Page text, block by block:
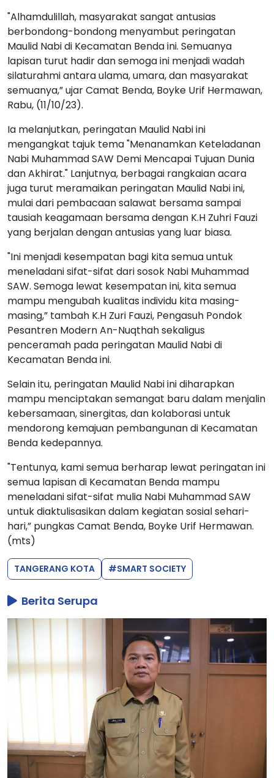
"Alhamdulillah, masyarakat sangat antusias
berbondong-bondong menyambut peringatan
Maulid Nabi di Kecamatan Benda ini. Semuanya
lapisan turut hadir dan semoga ini menjadi wadah
silaturahmi antara ulama, umara, dan masyarakat
semuanya,” ujar Camat Benda, Boyke Urif Hermawan,
Rabu, (11/10/23).
Ia melanjutkan, peringatan Maulid Nabi ini
mengangkat tajuk tema "Menanamkan Keteladanan
Nabi Muhammad SAW Demi Mencapai Tujuan Dunia
dan Akhirat." Lanjutnya, berbagai rangkaian acara
juga turut meramaikan peringatan Maulid Nabi ini,
mulai dari pembacaan salawat bersama sampai
tausiah keagamaan bersama dengan K.H Zuhri Fauzi
yang berjalan dengan antusias yang luar biasa.
"Ini menjadi kesempatan bagi kita semua untuk
meneladani sifat-sifat dari sosok Nabi Muhammad
SAW. Semoga lewat kesempatan ini, kita semua
mampu mengubah kualitas individu kita masing-
masing,” tambah K.H Zuri Fauzi, Pengasuh Pondok
Pesantren Modern An-Nuqthah sekaligus
penceramah pada peringatan Maulid Nabi di
Kecamatan Benda ini.
Selain itu, peringatan Maulid Nabi ini diharapkan
mampu menciptakan semangat baru dalam menjalin
kebersamaan, sinergitas, dan kolaborasi untuk
mendorong kemajuan pembangunan di Kecamatan
Benda kedepannya.
"Tentunya, kami semua berharap lewat peringatan ini
semua lapisan di Kecamatan Benda mampu
meneladani sifat-sifat mulia Nabi Muhammad SAW
untuk diaktulisasikan dalam kegiatan sosial sehari-
hari,” pungkas Camat Benda, Boyke Urif Hermawan.
(mts)
TANGERANG KOTA #SMART SOCIETY
Berita Serupa